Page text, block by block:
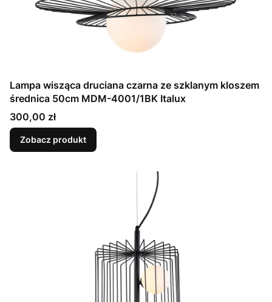
Lampa wisząca druciana czarna ze szklanym kloszem
średnica 50cm MDM-4001/1BK Italux
Cena
300,00 zł
Zobacz produkt